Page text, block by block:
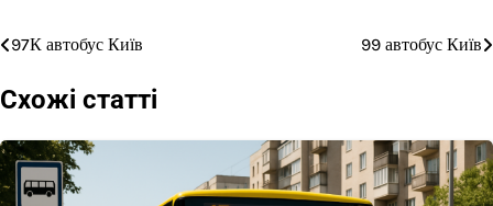
Навігація
записів
97К автобус Київ 99 автобус Київ
Схожі статті